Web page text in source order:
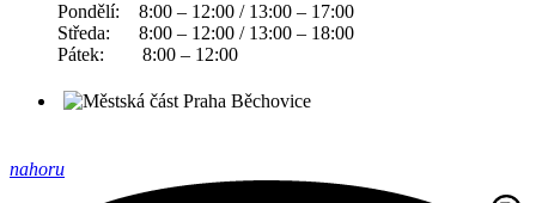
Pondělí: 8:00 – 12:00 / 13:00 – 17:00
Středa: 8:00 – 12:00 / 13:00 – 18:00
Pátek: 8:00 – 12:00
nahoru